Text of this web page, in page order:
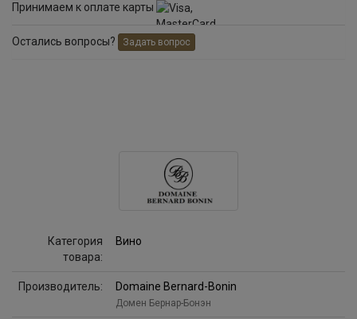
Принимаем к оплате карты
Остались вопросы? Задать вопрос
Категория
товара:
Вино
Производитель: Domaine Bernard-Bonin
Домен Бернар-Бонэн